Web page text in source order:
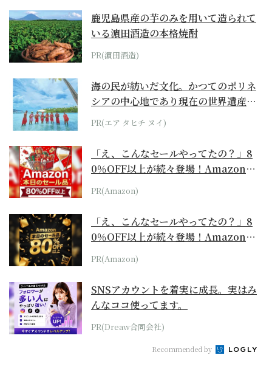
鹿児島県産の芋のみを用いて造られて
いる濵田酒造の本格焼酎
PR(濵田酒造)
海の民が紡いだ文化。かつてのポリネ
シアの中心地であり現在の世界遺産か
らみえてくる...
PR(エア タヒチ ヌイ)
「え、こんなセールやってたの？」8
0％OFF以上が続々登場！Amazonの
本気が...
PR(Amazon)
「え、こんなセールやってたの？」8
0％OFF以上が続々登場！Amazonの
本気が...
PR(Amazon)
SNSアカウントを着実に成長。実はみ
んなココ使ってます。
PR(Dreaw合同会社)
Recommended by